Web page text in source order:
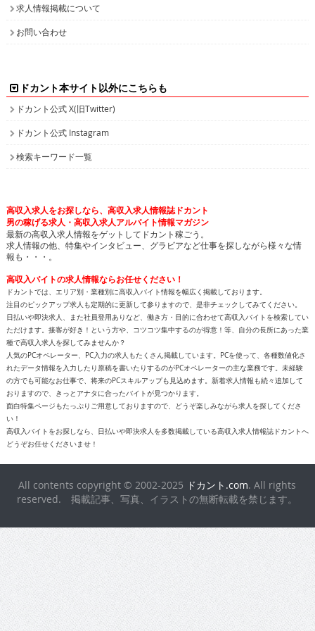
求人情報掲載について
お問い合わせ
ドカント本サイト以外にこちらも
ドカント公式 X(旧Twitter)
ドカント公式 Instagram
検索キーワード一覧
高収入求人をお探しなら、高収入求人情報誌ドカント
男の稼げる求人・高収入求人アルバイト情報マガジン
最新の高収入求人情報をゲットしてドカント稼ごう。
求人情報の他、特集やインタビュー、グラビアなど仕事を探しながら様々な情
報も・・・。
高収入バイトの求人情報ならお任せください！
ドカントでは、エリア別・業種別に高収入バイト情報を幅広く掲載しております。
注目のピックアップ求人も定期的に更新して参りますので、是非チェックしてみてください。
日払いや即決求人、また社員登用ありなど、働き方・目的に合わせて高収入バイトを検索してい
ただけます。接客が好き！という方や、コツコツ集中するのが得意！等、自分の長所にあった業
種で高収入求人を探してみませんか？
人気のPCオペレーター、PC入力の求人もたくさん掲載しています。PCを使って、各種数値化さ
れたデータ情報を入力したり原稿を書いたりするのがPCオペレーターの主な業務です。未経験
の方でも可能なお仕事で、将来のPCスキルアップも見込めます。新着求人情報も続々追加して
おりますので、きっとアナタに合ったバイトが見つかります。
面白特集ページもたっぷりご用意しておりますので、どうぞ楽しみながら求人を探してくださ
い！
高収入バイトをお探しなら、日払いや即決求人を多数掲載している高収入求人情報誌ドカントへ
どうぞお任せくださいませ！
All contents copyright © 2002-2025 ドカント.com. All rights
reserved. 掲載記事、写真、イラストの無断転載を禁じます。